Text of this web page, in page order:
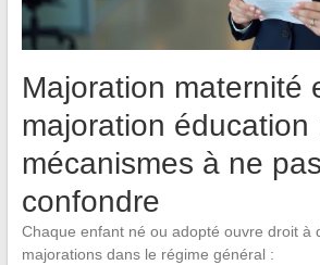
Majoration maternité
majoration éducation
mécanismes à ne pas
confondre
Chaque enfant né ou adopté ouvre droit à
majorations dans le régime général :